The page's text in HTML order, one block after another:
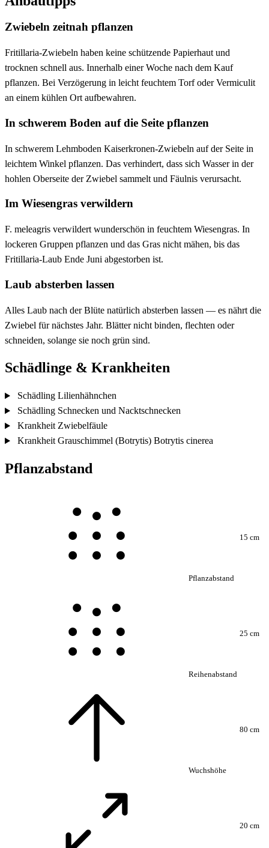
Zwiebeln zeitnah pflanzen
Fritillaria-Zwiebeln haben keine schützende Papierhaut und
trocknen schnell aus. Innerhalb einer Woche nach dem Kauf
pflanzen. Bei Verzögerung in leicht feuchtem Torf oder Vermiculit
an einem kühlen Ort aufbewahren.
In schwerem Boden auf die Seite pflanzen
In schwerem Lehmboden Kaiserkronen-Zwiebeln auf der Seite in
leichtem Winkel pflanzen. Das verhindert, dass sich Wasser in der
hohlen Oberseite der Zwiebel sammelt und Fäulnis verursacht.
Im Wiesengras verwildern
F. meleagris verwildert wunderschön in feuchtem Wiesengras. In
lockeren Gruppen pflanzen und das Gras nicht mähen, bis das
Fritillaria-Laub Ende Juni abgestorben ist.
Laub absterben lassen
Alles Laub nach der Blüte natürlich absterben lassen — es nährt die
Zwiebel für nächstes Jahr. Blätter nicht binden, flechten oder
schneiden, solange sie noch grün sind.
Schädlinge & Krankheiten
Schädling Lilienhähnchen
Schädling Schnecken und Nacktschnecken
Krankheit Zwiebelfäule
Krankheit Grauschimmel (Botrytis) Botrytis cinerea
Pflanzabstand
Pflanzabstand
15 cm
Reihenabstand
25 cm
Wuchshöhe
80 cm
20 cm